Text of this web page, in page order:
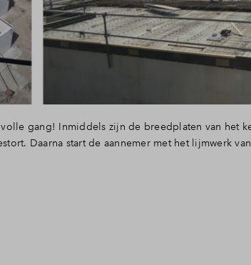
gang! Inmiddels zijn de breedplaten van het
Daarna start de aannemer met het lijmwerk